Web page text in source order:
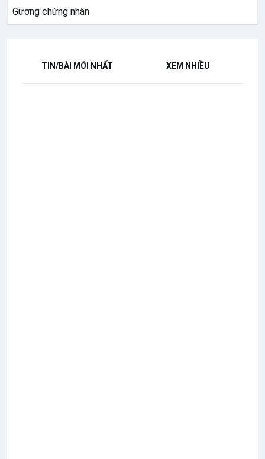
Gương chứng nhân
TIN/BÀI MỚI NHẤT XEM NHIỀU